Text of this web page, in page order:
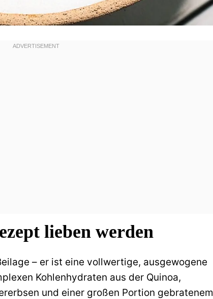
lieben werden
– er ist eine vollwertige, ausgewogene
Kohlenhydraten aus der Quinoa,
und einer großen Portion gebratenem